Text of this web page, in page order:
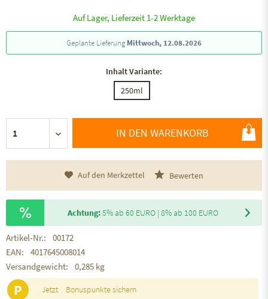
Auf Lager, Lieferzeit 1-2 Werktage
Geplante Lieferung Mittwoch, 12.08.2026
Inhalt Variante:
250ml
IN DEN WARENKORB
Auf den Merkzettel Bewerten
Achtung:5% ab 60 EURO | 8% ab 100 EURO
Artikel-Nr.:
00172
EAN:
4017645008014
Versandgewicht:
0,285 kg
P Jetzt Bonuspunkte sichern